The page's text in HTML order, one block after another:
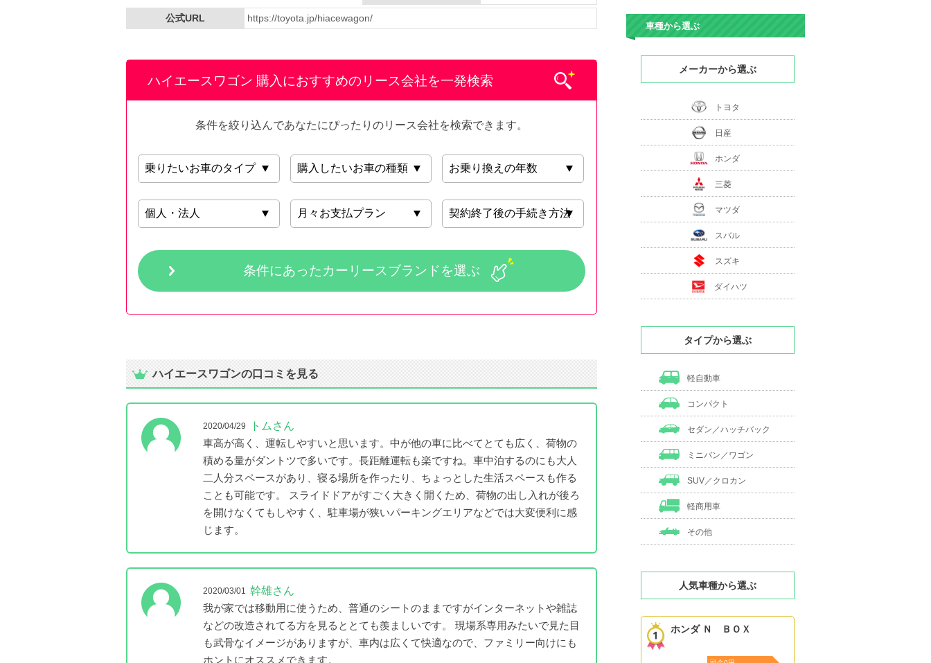
公式URL https://toyota.jp/hiacewagon/
ハイエースワゴン 購入におすすめのリース会社を一発検索
条件を絞り込んであなたにぴったりのリース会社を検索できます。
条件にあったカーリースブランドを選ぶ
ハイエースワゴンの口コミを見る
2020/04/29
トムさん
車高が高く、運転しやすいと思います。中が他の車に比べてとても広く、荷物の
積める量がダントツで多いです。長距離運転も楽ですね。車中泊するのにも大人
二人分スペースがあり、寝る場所を作ったり、ちょっとした生活スペースも作る
ことも可能です。 スライドドアがすごく大きく開くため、荷物の出し入れが後ろ
を開けなくてもしやすく、駐車場が狭いパーキングエリアなどでは大変便利に感
じます。
2020/03/01
幹雄さん
我が家では移動用に使うため、普通のシートのままですがインターネットや雑誌
などの改造されてる方を見るととても羨ましいです。 現場系専用みたいで見た目
も武骨なイメージがありますが、車内は広くて快適なので、ファミリー向けにも
ホントにオススメできます。
車種から選ぶ
メーカーから選ぶ
トヨタ
日産
ホンダ
三菱
マツダ
スバル
スズキ
ダイハツ
タイプから選ぶ
軽自動車
コンパクト
セダン／ハッチバック
ミニバン／ワゴン
SUV／クロカン
軽商用車
その他
人気車種から選ぶ
ホンダ Ｎ ＢＯＸ